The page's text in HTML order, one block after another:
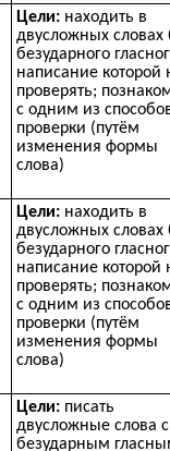
Цели: находить в
двусложных словах
безударного
написание которой
проверять;
с одним из
проверки (путём
изменения формы
слова)
Цели: находить в
двусложных словах
безударного
написание которой
проверять;
с одним из
проверки (путём
изменения формы
слова)
Цели: писать
двусложные слова с
безударным